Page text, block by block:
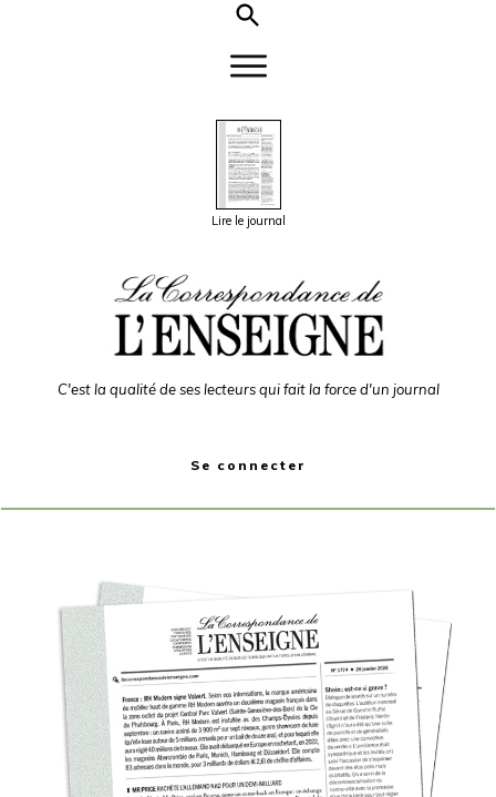
Lire le journal
C'est la qualité de ses lecteurs qui fait la force d'un journal
Se connecter